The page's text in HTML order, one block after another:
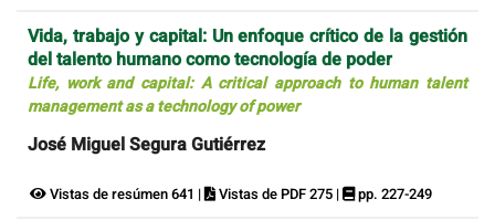
Vida, trabajo y capital: Un enfoque crítico de la gestión
del talento humano como tecnología de poder
Life, work and capital: A critical approach to human talent
management as a technology of power
José Miguel Segura Gutiérrez
Vistas de resúmen 641 | Vistas de PDF 275 | pp. 227-249